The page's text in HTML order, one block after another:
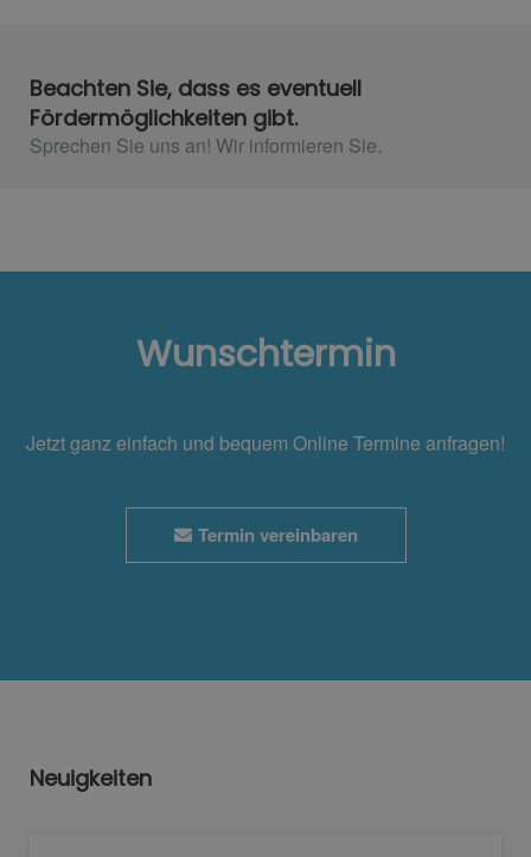
Beachten Sie, dass es eventuell
Fördermöglichkeiten gibt.
Sprechen Sie uns an! Wir informieren Sie.​
Wunschtermin
Jetzt ganz einfach und bequem Online Termine anfragen!
Termin vereinbaren
Neuigkeiten